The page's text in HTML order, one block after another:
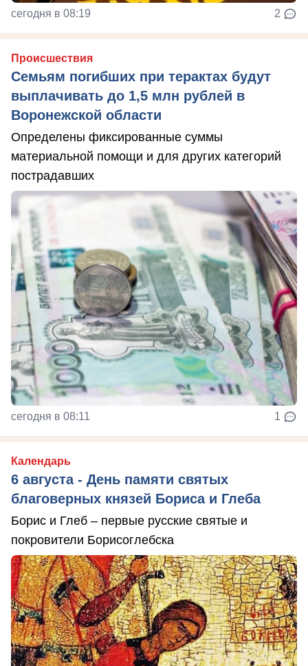
сегодня в 08:19 2
Происшествия
Семьям погибших при терактах будут
выплачивать до 1,5 млн рублей в
Воронежской области
Определены фиксированные суммы
материальной помощи и для других категорий
пострадавших
сегодня в 08:11 1
Календарь
6 августа - День памяти святых
благоверных князей Бориса и Глеба
Борис и Глеб – первые русские святые и
покровители Борисоглебска